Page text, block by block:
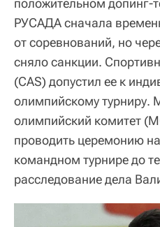
РУСАДА сначала
от соревнований, но
сняло санкции.
(CAS) допустил ее к
олимпийскому турниру.
олимпийский комитет
проводить церемонию
командном турнире до
расследование дела